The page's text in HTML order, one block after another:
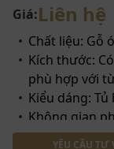
Giá:Liên hệ
Chất liệu: Gỗ
Kích thước:
phù hợp với
Kiểu dáng:
Không gian
từ biệt thự
YÊU CẦU TƯ